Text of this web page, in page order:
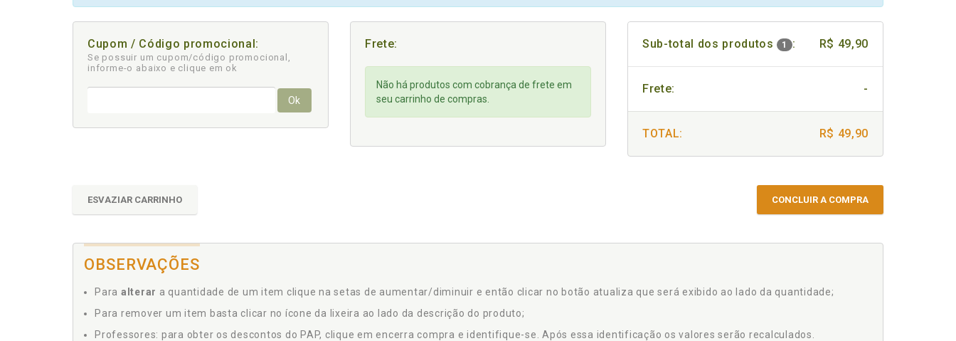
Cupom / Código promocional:
Se possuir um cupom/código promocional,
informe-o abaixo e clique em ok
Ok
Frete:
Não há produtos com cobrança de frete em
seu carrinho de compras.
Sub-total dos produtos 1 : R$ 49,90
Frete: -
TOTAL: R$ 49,90
ESVAZIAR CARRINHO CONCLUIR A COMPRA
OBSERVAÇÕES
Para alterar a quantidade de um item clique na setas de aumentar/diminuir e então clicar no botão atualiza que será exibido ao lado da quantidade;
Para remover um item basta clicar no ícone da lixeira ao lado da descrição do produto;
Professores: para obter os descontos do PAP, clique em encerra compra e identifique-se. Após essa identificação os valores serão recalculados.